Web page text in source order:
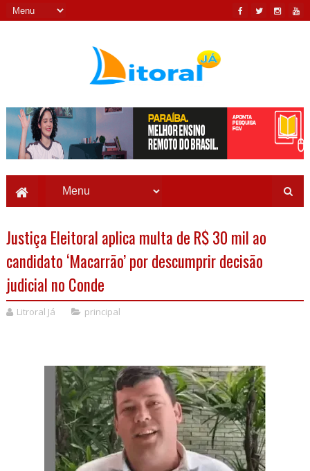
Justiça Eleitoral aplica multa de R$ 30 mil ao
candidato ‘Macarrão’ por descumprir decisão
judicial no Conde
Litroral Já principal